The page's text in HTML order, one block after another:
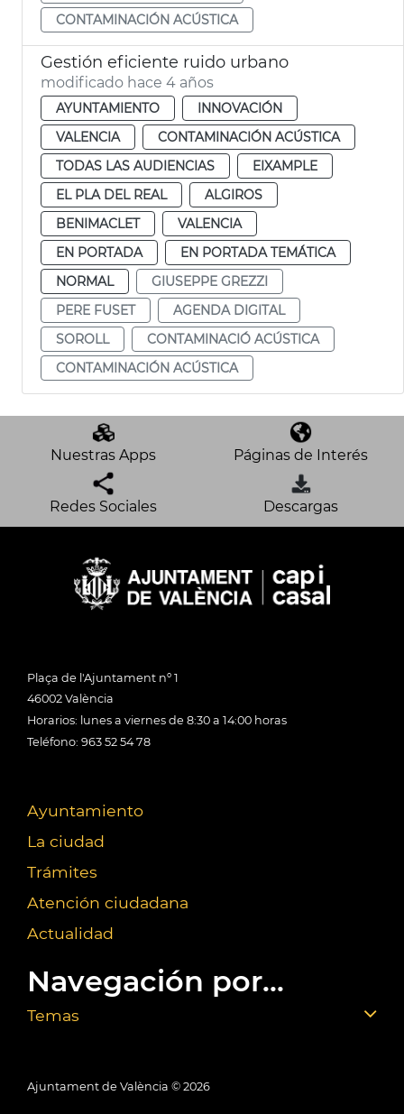
CONTAMINACIÓN ACÚSTICA
Gestión eficiente ruido urbano
modificado hace 4 años
AYUNTAMIENTO
INNOVACIÓN
VALENCIA
CONTAMINACIÓN ACÚSTICA
TODAS LAS AUDIENCIAS
EIXAMPLE
EL PLA DEL REAL
ALGIROS
BENIMACLET
VALENCIA
EN PORTADA
EN PORTADA TEMÁTICA
NORMAL
GIUSEPPE GREZZI
PERE FUSET
AGENDA DIGITAL
SOROLL
CONTAMINACIÓ ACÚSTICA
CONTAMINACIÓN ACÚSTICA
Nuestras Apps Páginas de Interés
Redes Sociales Descargas
Plaça de l'Ajuntament nº 1
46002 València
Horarios: lunes a viernes de 8:30 a 14:00 horas
Teléfono: 963 52 54 78
Ayuntamiento
La ciudad
Trámites
Atención ciudadana
Actualidad
Navegación por...
Temas
Ajuntament de València © 2026